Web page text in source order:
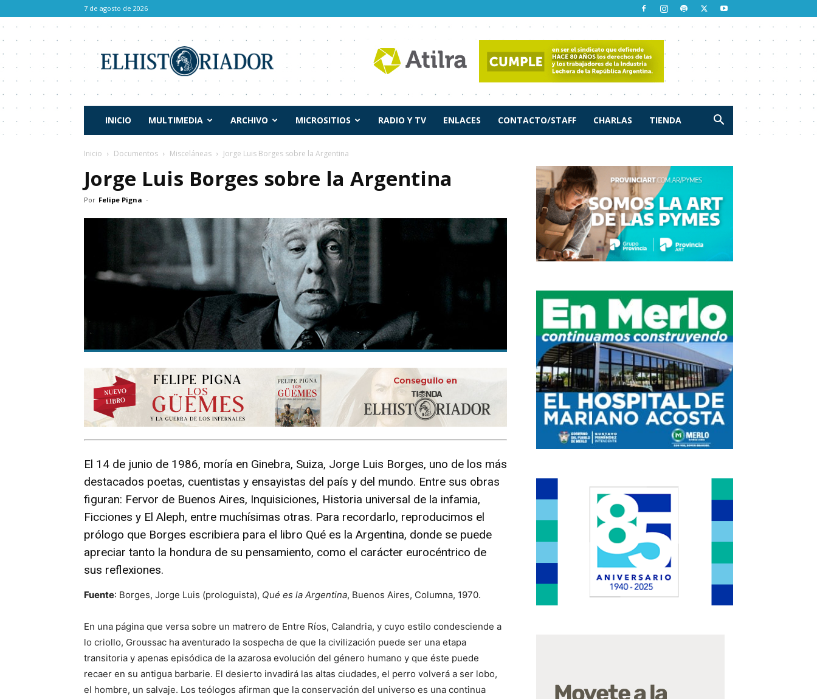
7 de agosto de 2026
Historiador
INICIO MULTIMEDIA ARCHIVO MICROSITIOS RADIO Y TV ENLACES CONTACTO/STAFF CHARLAS TIENDA
Inicio Documentos Misceláneas Jorge Luis Borges sobre la Argentina
Jorge Luis Borges sobre la Argentina
Por Felipe Pigna -
El 14 de junio de 1986, moría en Ginebra, Suiza, Jorge Luis Borges, uno de los más
destacados poetas, cuentistas y ensayistas del país y del mundo. Entre sus obras
figuran: Fervor de Buenos Aires, Inquisiciones, Historia universal de la infamia,
Ficciones y El Aleph, entre muchísimas otras. Para recordarlo, reproducimos el
prólogo que Borges escribiera para el libro Qué es la Argentina, donde se puede
apreciar tanto la hondura de su pensamiento, como el carácter eurocéntrico de
sus reflexiones.
Fuente: Borges, Jorge Luis (prologuista), Qué es la Argentina, Buenos Aires, Columna, 1970.
En una página que versa sobre un matrero de Entre Ríos, Calandria, y cuyo estilo condesciende a
lo criollo, Groussac ha aventurado la sospecha de que la civilización puede ser una etapa
transitoria y apenas episódica de la azarosa evolución del género humano y que éste puede
recaer en su antigua barbarie. El desierto invadirá las altas ciudades, el perro volverá a ser lobo,
el hombre, un salvaje. Los teólogos afirman que la conservación del universo es una continua